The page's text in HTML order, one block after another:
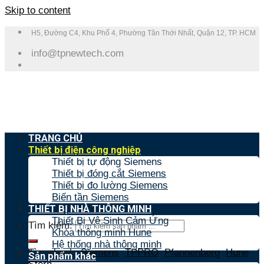
Skip to content
H5, Đường C4, Khu Phố 4, Phường Tân Thới Nhất, Quận 12, TP. HCM
info@tpnewtech.com
Tìm kiếm:
Tìm nhanh:Siemens,TPPRO,Pfannenberg,Hune,
TRANG CHỦ
Thiết bị điện công nghiệp
Thiết bị tự động Siemens
Thiết bị đóng cắt Siemens
Thiết bị đo lường Siemens
Biến tần Siemens
THIẾT BỊ NHÀ THÔNG MINH
Thiết Bị Vệ Sinh Cảm Ứng
Khóa thông minh Hune
Hệ thống nhà thông minh
Sản phẩm khác